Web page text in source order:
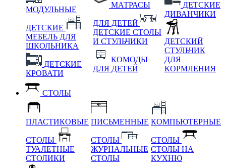
МОДУЛЬНЫЕ
ДЕТСКИЕ
МЕБЕЛЬ ДЛЯ
ШКОЛЬНИКА
ДЕТСКИЕ
КРОВАТИ
МАТРАСЫ
ДЛЯ ДЕТЕЙ
ДЕТСКИЕ СТОЛЫ
И СТУЛЬЧИКИ
КОМОДЫ
ДЛЯ ДЕТЕЙ
ДЕТСКИЕ
ДИВАНЧИКИ
ДЕТСКИЙ
СТУЛЬЧИК
ДЛЯ
КОРМЛЕНИЯ
СТОЛЫ
ПЛАСТИКОВЫЕ
СТОЛЫ
ТУАЛЕТНЫЕ
СТОЛИКИ
ПИСЬМЕННЫЕ
СТОЛЫ
ЖУРНАЛЬНЫЕ
СТОЛЫ
КОМПЬЮТЕРНЫЕ
СТОЛЫ
СТОЛЫ НА
КУХНЮ